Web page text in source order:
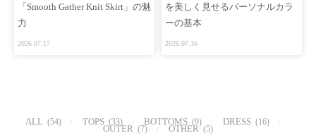
「Smooth Gather Knit Skirt」の魅
力
2026.07.17
を美しく見せるパーソナルカラ
ーの基本
2026.07.16
ALL (54) TOPS (33) BOTTOMS (9) DRESS (16)
OUTER (7) OTHER (5)